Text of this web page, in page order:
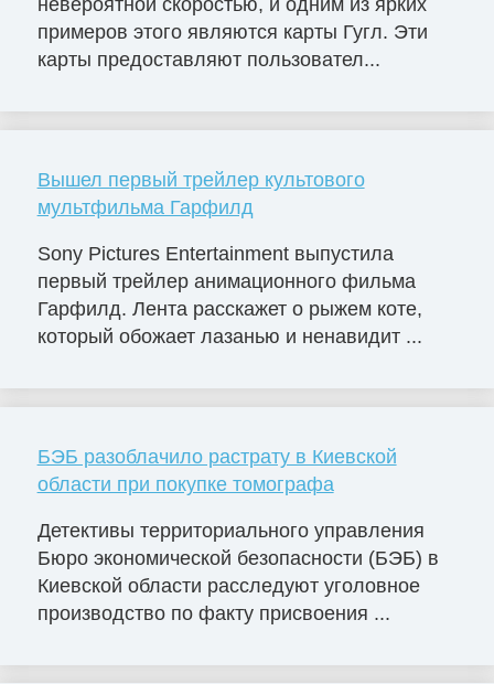
невероятной скоростью, и одним из ярких
примеров этого являются карты Гугл. Эти
карты предоставляют пользовател...
Вышел первый трейлер культового
мультфильма Гарфилд
Sony Pictures Entertainment выпустила
первый трейлер анимационного фильма
Гарфилд. Лента расскажет о рыжем коте,
который обожает лазанью и ненавидит ...
БЭБ разоблачило растрату в Киевской
области при покупке томографа
Детективы территориального управления
Бюро экономической безопасности (БЭБ) в
Киевской области расследуют уголовное
производство по факту присвоения ...